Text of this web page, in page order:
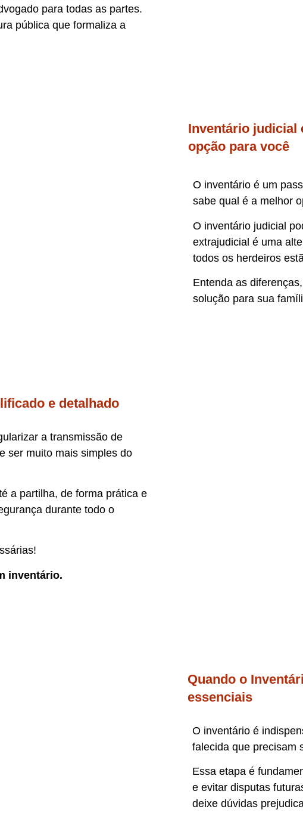
para todas as partes.
pública que formaliza a
Inventário judicial
opção para você
O inventário é um
sabe qual é a melhor
O inventário judicial
extrajudicial é uma
todos os herdeiros
Entenda as
solução para sua
e detalhado
a transmissão de
ser muito mais simples do
a partilha, de forma prática e
durante todo o
inventário.
Quando o
essenciais
O inventário é
falecida que precisam
Essa etapa é
e evitar disputas
deixe dúvidas